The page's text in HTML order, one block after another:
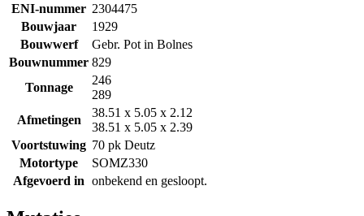
ENI-nummer 2304475
Bouwjaar
1929
Bouwwerf
Gebr. Pot in Bolnes
Bouwnummer 829
Tonnage
246
289
Afmetingen
38.51 x 5.05 x 2.12
38.51 x 5.05 x 2.39
Voortstuwing 70 pk Deutz
Motortype
SOMZ330
Afgevoerd in onbekend en gesloopt.